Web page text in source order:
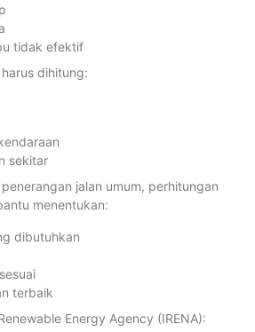
tidak efektif
dihitung:
sekitar
jalan umum, perhitungan
menentukan:
dibutuhkan
terbaik
Energy Agency (IRENA):